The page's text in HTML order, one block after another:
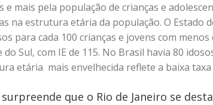
e mais pela população de crianças e
na estrutura etária da população. O Estado
para cada 100 crianças e jovens com
Sul, com IE de 115. No Brasil havia 80
etária mais envelhecida reflete a baixa
que o Rio de Janeiro se